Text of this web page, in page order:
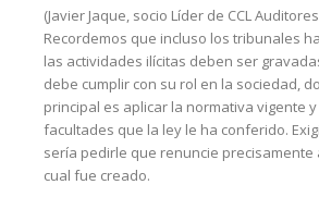
(Javier Jaque, socio Líder de CCL
Recordemos que incluso los tribunales
las actividades ilícitas deben ser
debe cumplir con su rol en la sociedad,
principal es aplicar la normativa vigente
facultades que la ley le ha conferido.
sería pedirle que renuncie precisamente
cual fue creado.